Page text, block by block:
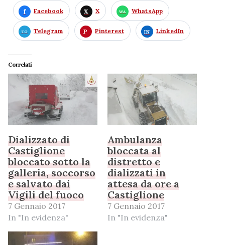
Facebook X WhatsApp
Telegram Pinterest LinkedIn
Correlati
Dializzato di
Castiglione
bloccato sotto la
galleria, soccorso
e salvato dai
Vigili del fuoco
7 Gennaio 2017
In "In evidenza"
Ambulanza
bloccata al
distretto e
dializzati in
attesa da ore a
Castiglione
7 Gennaio 2017
In "In evidenza"